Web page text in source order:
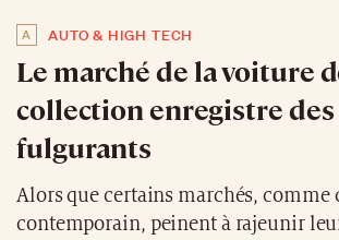
A AUTO & HIGH TECH
Le marché de la voiture
collection enregistre
fulgurants
Alors que certains marchés, comme
contemporain, peinent à rajeunir